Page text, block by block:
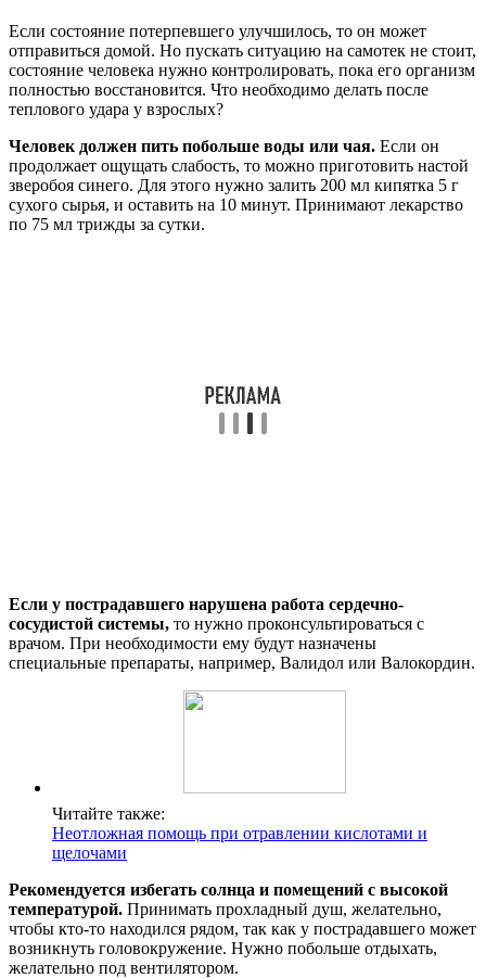
Если состояние потерпевшего улучшилось, то он может
отправиться домой. Но пускать ситуацию на самотек не стоит,
состояние человека нужно контролировать, пока его организм
полностью восстановится. Что необходимо делать после
теплового удара у взрослых?
Человек должен пить побольше воды или чая. Если он
продолжает ощущать слабость, то можно приготовить настой
зверобоя синего. Для этого нужно залить 200 мл кипятка 5 г
сухого сырья, и оставить на 10 минут. Принимают лекарство
по 75 мл трижды за сутки.
Если у пострадавшего нарушена работа сердечно-
сосудистой системы, то нужно проконсультироваться с
врачом. При необходимости ему будут назначены
специальные препараты, например, Валидол или Валокордин.
Читайте также:
Неотложная помощь при отравлении кислотами и
щелочами
Рекомендуется избегать солнца и помещений с высокой
температурой. Принимать прохладный душ, желательно,
чтобы кто-то находился рядом, так как у пострадавшего может
возникнуть головокружение. Нужно побольше отдыхать,
желательно под вентилятором.